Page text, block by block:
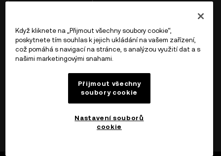
Více o OKX Peněžence
Když kliknete na „Přijmout všechny soubory cookie“,
poskytnete tím souhlas k jejich ukládání na vašem zařízení,
což pomáhá s navigací na stránce, s analýzou využití dat a s
našimi marketingovými snahami.
Přijmout všechny
soubory cookie
Nastavení souborů
cookie